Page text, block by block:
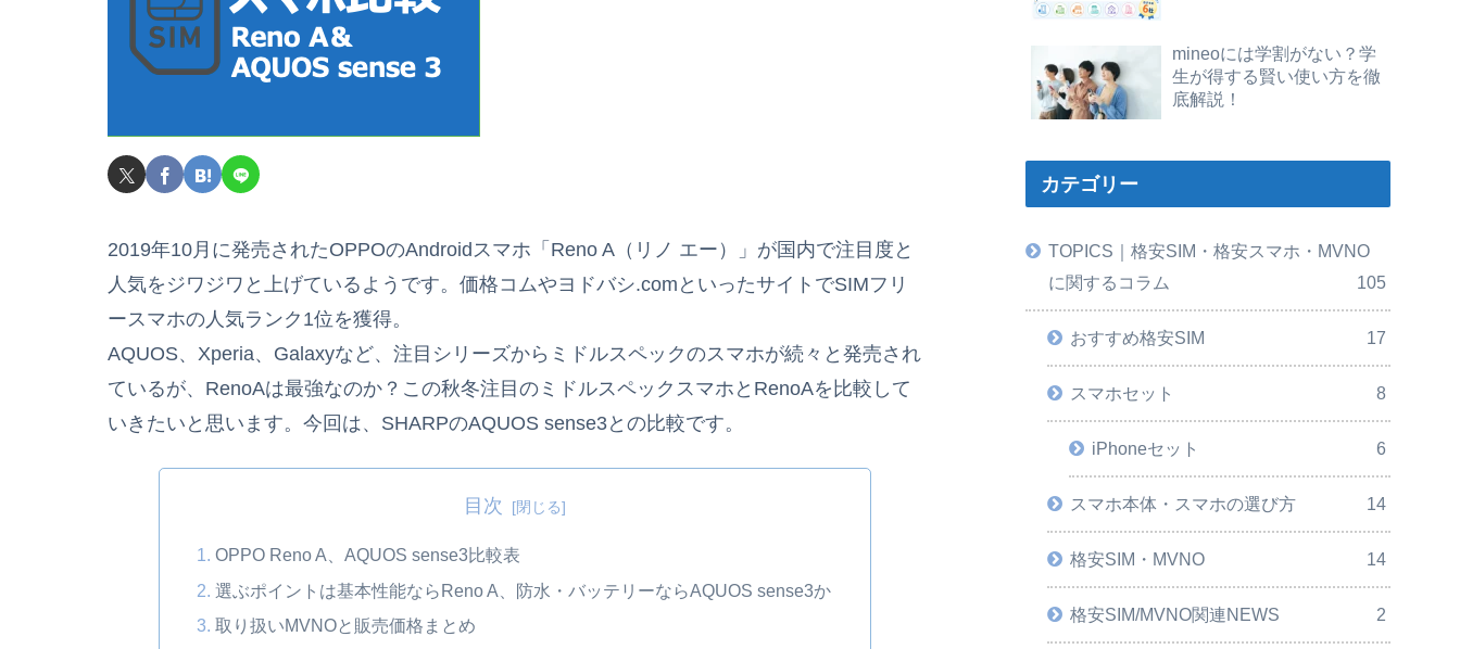
2019年10月に発売されたOPPOのAndroidスマホ「Reno A（リノ エー）」が国内で注目度と
人気をジワジワと上げているようです。価格コムやヨドバシ.comといったサイトでSIMフリ
ースマホの人気ランク1位を獲得。
AQUOS、Xperia、Galaxyなど、注目シリーズからミドルスペックのスマホが続々と発売され
ているが、RenoAは最強なのか？この秋冬注目のミドルスペックスマホとRenoAを比較して
いきたいと思います。今回は、SHARPのAQUOS sense3との比較です。
目次
OPPO Reno A、AQUOS sense3比較表
選ぶポイントは基本性能ならReno A、防水・バッテリーならAQUOS sense3か
取り扱いMVNOと販売価格まとめ
mineoには学割がない？学
生が得する賢い使い方を徹
底解説！
カテゴリー
TOPICS｜格安SIM・格安スマホ・MVNO
に関するコラム
105
おすすめ格安SIM 17
スマホセット 8
iPhoneセット 6
スマホ本体・スマホの選び方 14
格安SIM・MVNO 14
格安SIM/MVNO関連NEWS 2